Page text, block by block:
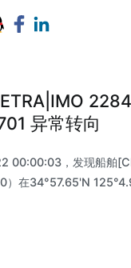
异常转向
00:00:03，发现船舶
）在34°57.65'N